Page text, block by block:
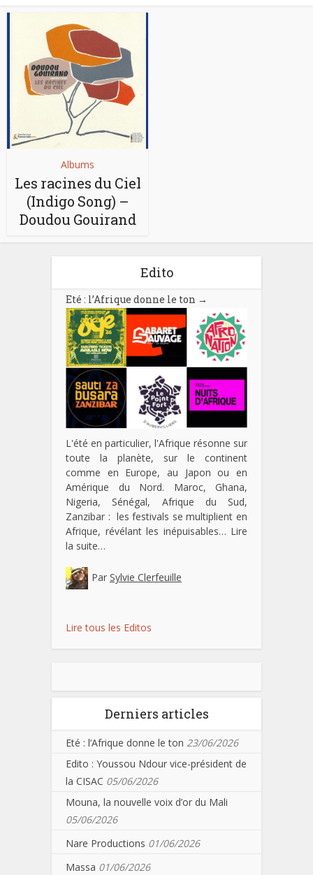
Albums
Les racines du Ciel
(Indigo Song) –
Doudou Gouirand
Edito
Eté : l’Afrique donne le ton →
L'été en particulier, l'Afrique résonne sur
toute la planète, sur le continent
comme en Europe, au Japon ou en
Amérique du Nord. Maroc, Ghana,
Nigeria, Sénégal, Afrique du Sud,
Zanzibar : les festivals se multiplient en
Afrique, révélant les inépuisables… Lire
la suite…
Par Sylvie Clerfeuille
Lire tous les Editos
Derniers articles
Eté : l’Afrique donne le ton 23/06/2026
Edito : Youssou Ndour vice-président de
la CISAC 05/06/2026
Mouna, la nouvelle voix d’or du Mali
05/06/2026
Nare Productions 01/06/2026
Massa 01/06/2026